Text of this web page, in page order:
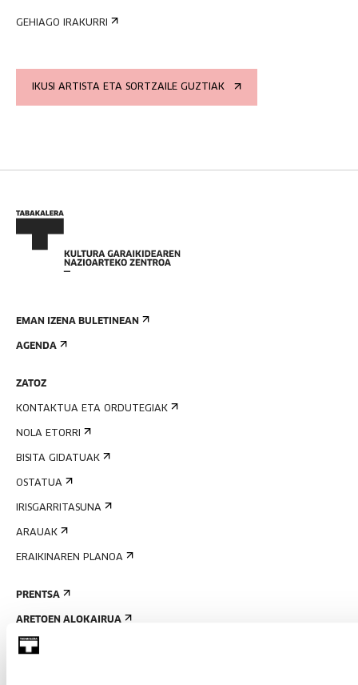
GEHIAGO IRAKURRI
IKUSI ARTISTA ETA SORTZAILE GUZTIAK
EMAN IZENA BULETINEAN
AGENDA
ZATOZ
KONTAKTUA ETA ORDUTEGIAK
NOLA ETORRI
BISITA GIDATUAK
OSTATUA
IRISGARRITASUNA
ARAUAK
ERAIKINAREN PLANOA
PRENTSA
ARETOEN ALOKAIRUA
BIDALI ZURE PROPOSAMENA